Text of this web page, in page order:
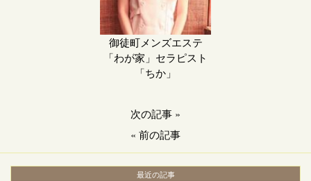
御徒町メンズエステ
「わが家」セラピスト
「ちか」
次の記事 »
« 前の記事
最近の記事